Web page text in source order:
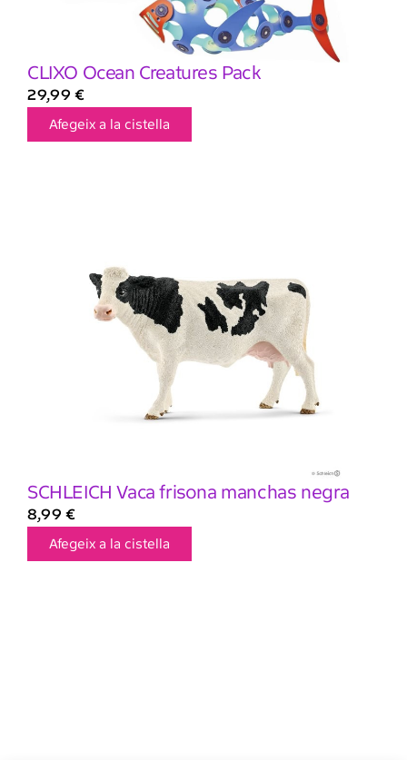
CLIXO Ocean Creatures Pack
29,99 €
Afegeix a la cistella
SCHLEICH Vaca frisona manchas negra
8,99 €
Afegeix a la cistella